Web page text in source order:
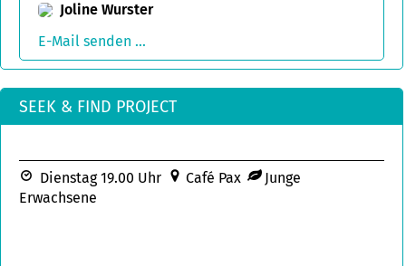
Joline Wurster
E-Mail senden ...
SEEK & FIND PROJECT
Dienstag 19.00 Uhr Café Pax
Junge
Erwachsene